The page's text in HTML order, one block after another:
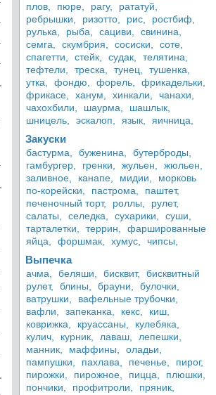
плов,
пюре, рагу,
рататуй,
ребрышки,
ризотто, рис,
ростбиф,
рулька,
рыба, сациви,
свинина,
семга,
скумбрия, сосиски,
соте,
спагетти,
стейк, судак,
телятина,
тефтели,
треска, тунец,
тушенка,
утка,
фондю, форель,
фрикадельки,
фрикасе,
ханум, хинкали,
чанахи,
чахохбили,
шаурма,
шашлык,
шницель,
эскалоп, язык, яичница,
Закуски
бастурма, буженина,
бутерброды,
гамбургер,
гренки, жульен,
жюльен,
заливное,
канапе, мидии,
морковь
по-корейски,
пастрома,
паштет,
печеночный торт,
роллы,
рулет,
салаты,
селедка, сухарики,
суши,
тарталетки,
террин,
фаршированные
яйца,
форшмак, хумус, чипсы,
Выпечка
ачма, беляши, бисквит,
бисквитный
рулет,
блины, брауни,
булочки,
ватрушки,
вафельные трубочки,
вафли,
запеканка, кекс,
киш,
коврижка,
круассаны,
кулебяка,
кулич,
курник, лаваш,
лепешки,
манник,
маффины,
оладьи,
пампушки,
пахлава, печенье,
пирог,
пирожки,
пирожное, пицца,
плюшки,
пончики,
профитроли,
пряник,